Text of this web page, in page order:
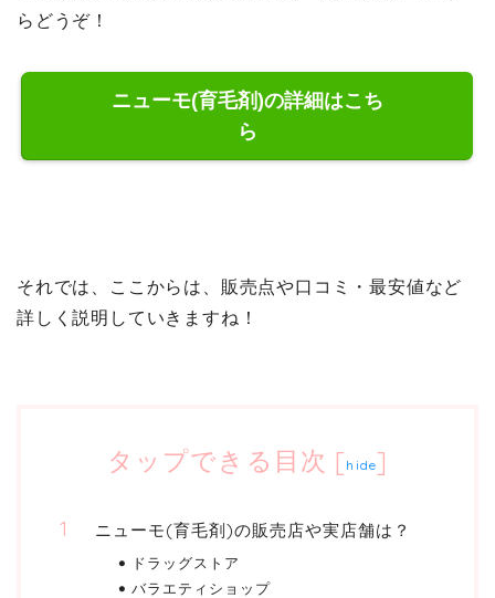
らどうぞ！
ニューモ(育毛剤)の詳細はこち
ら
それでは、ここからは、販売点や口コミ・最安値など
詳しく説明していきますね！
タップできる目次 [ hide]
ニューモ(育毛剤)の販売店や実店舗は？
ドラッグストア
バラエティショップ